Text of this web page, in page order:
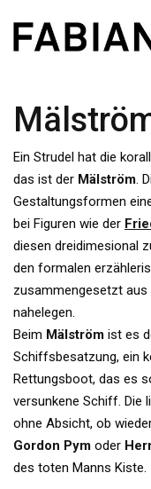
Ein Strudel hat die
das ist der Mälström.
Gestaltungsformen
bei Figuren wie der
diesen dreidimesional
den formalen
zusammengesetzt aus
nahelegen.
Beim Mälström ist es
Schiffsbesatzung, ein
Rettungsboot, das es
versunkene Schiff. Die
ohne Absicht, ob
Gordon Pym oder
des toten Manns Kiste.